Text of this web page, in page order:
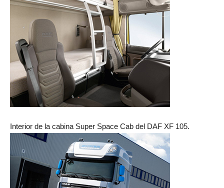
Interior de la cabina Super Space Cab del DAF XF 105.